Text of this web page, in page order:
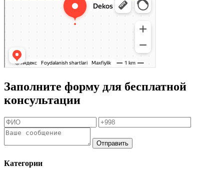
Заполните форму для бесплатной
консультации
Отправить
Категории